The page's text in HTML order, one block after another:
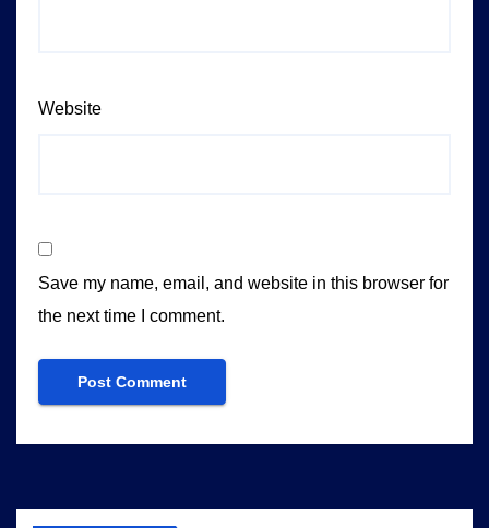
Website
Save my name, email, and website in this browser for
the next time I comment.